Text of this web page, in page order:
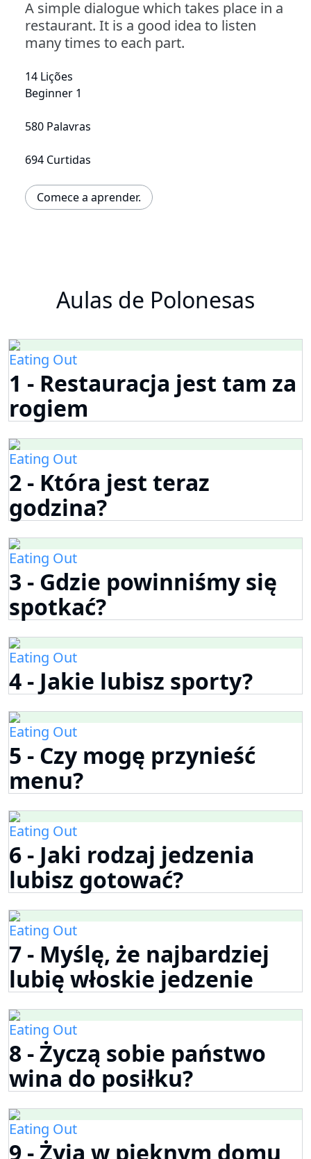
A simple dialogue which takes place in a
restaurant. It is a good idea to listen
many times to each part.
14 Lições
Beginner 1
580 Palavras
694 Curtidas
Comece a aprender.
Aulas de Polonesas
Eating Out
1 - Restauracja jest tam za
rogiem
Eating Out
2 - Która jest teraz
godzina?
Eating Out
3 - Gdzie powinniśmy się
spotkać?
Eating Out
4 - Jakie lubisz sporty?
Eating Out
5 - Czy mogę przynieść
menu?
Eating Out
6 - Jaki rodzaj jedzenia
lubisz gotować?
Eating Out
7 - Myślę, że najbardziej
lubię włoskie jedzenie
Eating Out
8 - Życzą sobie państwo
wina do posiłku?
Eating Out
9 - Żyją w pięknym domu